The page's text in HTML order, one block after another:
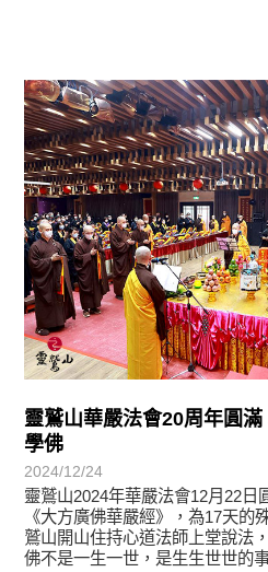
靈鷲山華嚴法會20周年圓
學佛
2024/12/24
靈鷲山2024年華嚴法會12月22日
《大方廣佛華嚴經》，為17天的
鷲山開山住持心道法師上堂說法
佛不是一生一世，是生生世世的